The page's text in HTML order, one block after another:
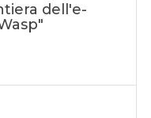
dell'e-